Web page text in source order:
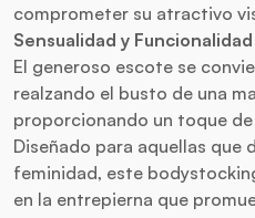
comprometer su atractivo
Sensualidad y
El generoso escote se
realzando el busto de una
proporcionando un toque
Diseñado para aquellas que
feminidad, este
en la entrepierna que